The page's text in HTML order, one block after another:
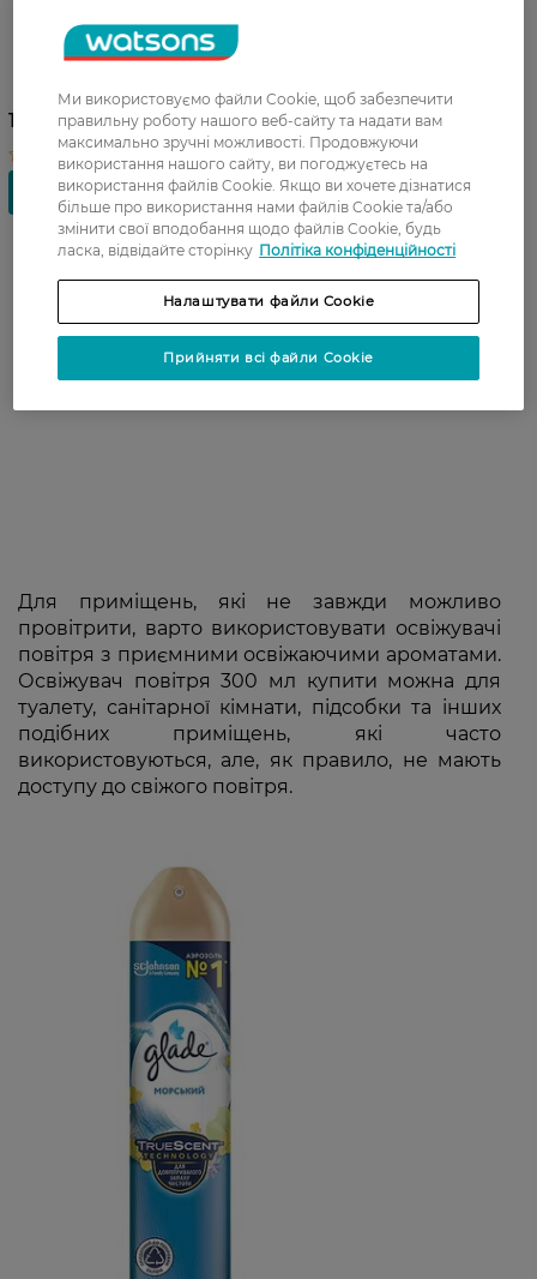
Освіжувач повітря Glade
Свiжiсть бiлизни 300 мл
108,99 ГРН
Для приміщень, які не завжди можливо
провітрити, варто використовувати освіжувачі
повітря з приємними освіжаючими ароматами.
Освіжувач повітря 300 мл купити можна для
туалету, санітарної кімнати, підсобки та інших
подібних приміщень, які часто
використовуються, але, як правило, не мають
доступу до свіжого повітря.
Ми використовуємо файли Cookie, щоб забезпечити
правильну роботу нашого веб-сайту та надати вам
максимально зручні можливості. Продовжуючи
використання нашого сайту, ви погоджуєтесь на
використання файлів Cookie. Якщо ви хочете дізнатися
більше про використання нами файлів Cookie та/або
змінити свої вподобання щодо файлів Cookie, будь
ласка, відвідайте сторінку Політіка конфіденційності
Налаштувати файли Cookie
Прийняти всі файли Cookie